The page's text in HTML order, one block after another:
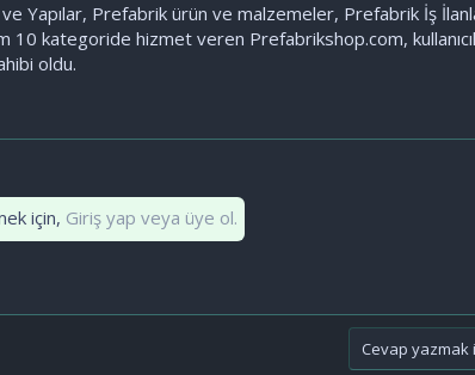
Yapılar, Prefabrik ürün ve malzemeler, Prefabrik İş
hizmet veren Prefabrikshop.com,
oldu.
için, Giriş yap veya üye ol.
Cevap yazmak